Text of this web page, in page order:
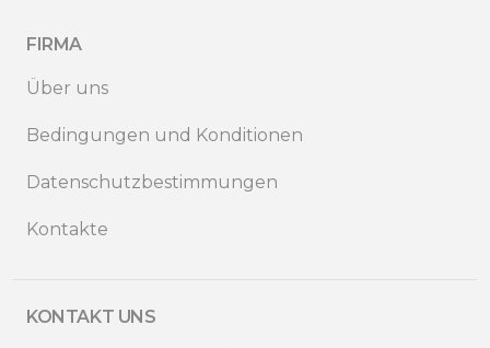
FIRMA
Über uns
Bedingungen und Konditionen
Datenschutzbestimmungen
Kontakte
KONTAKT UNS